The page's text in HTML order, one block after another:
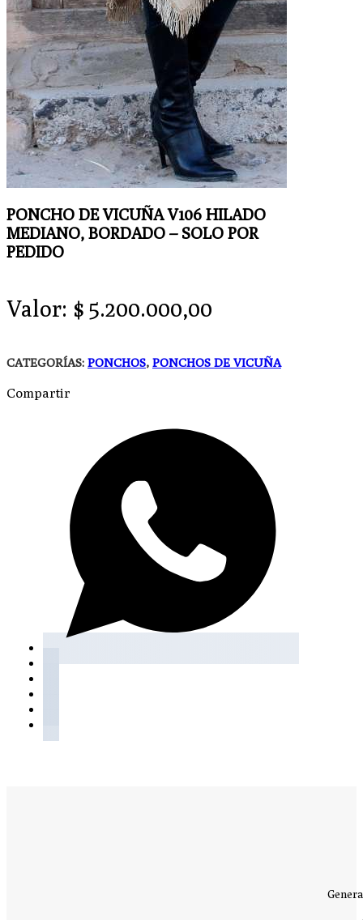
PONCHO DE VICUÑA V106 HILADO
MEDIANO, BORDADO – SOLO POR
PEDIDO
Valor: $ 5.200.000,00
CATEGORÍAS: PONCHOS, PONCHOS DE VICUÑA
Compartir